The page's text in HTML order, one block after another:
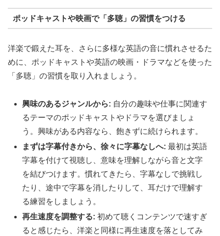
ポッドキャストや映画で「多聴」の習慣をつける
洋楽で鍛えた耳を、さらに多様な英語の音に慣れさせるた
めに、ポッドキャストや英語の映画・ドラマなどを使った
「多聴」の習慣を取り入れましょう。
興味のあるジャンルから: 自分の趣味や仕事に関連す
るテーマのポッドキャストやドラマを選びましょ
う。興味がある内容なら、飽きずに続けられます。
まずは字幕付きから、徐々に字幕なしへ: 最初は英語
字幕を付けて視聴し、意味を理解しながら音と文字
を結びつけます。慣れてきたら、字幕なしで挑戦し
たり、途中で字幕を消したりして、耳だけで理解す
る練習をしましょう。
再生速度を調整する: 初めて聴くコンテンツで速すぎ
ると感じたら、洋楽と同様に再生速度を落としてみ